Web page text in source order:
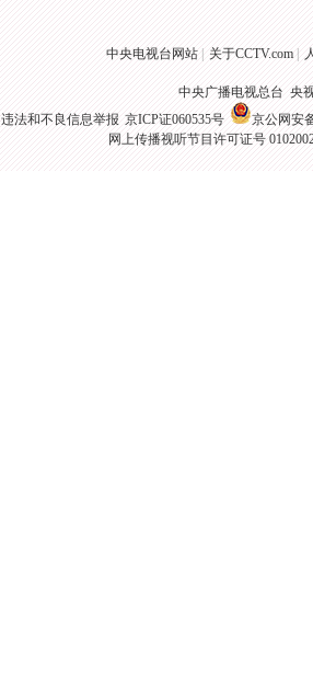
中央电视台网站 关于CCTV.com
中央广播电视总台 央
违法和不良信息举报 京ICP证060535号
京公网安
网上传播视听节目许可证号